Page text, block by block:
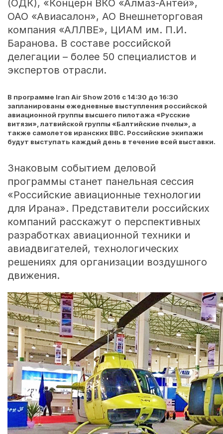
(ОДК), «Концерн ВКО «Алмаз-Антей»,
ОАО «Авиасалон», АО Внешнеторговая
компания «АЛЛВЕ», ЦИАМ им. П.И.
Баранова. В составе российской
делегации – более 50 специалистов и
экспертов отрасли.
В программе Iran Air Show 2016 с 14:30 до 16:30
запланированы ежедневные выступления российской
авиационной группы высшего пилотажа «Русские
витязи», латвийской группы «Балтийские пчелы», а
также самолетов иранских ВВС. Российские экипажи
будут выступать каждый день в течение всей выставки.
Знаковым событием деловой
программы станет панельная сессия
«Российские авиационные технологии
для Ирана». Представители российских
компаний расскажут о перспективных
разработках авиационной техники и
авиадвигателей, технологических
решениях для организации воздушного
движения.